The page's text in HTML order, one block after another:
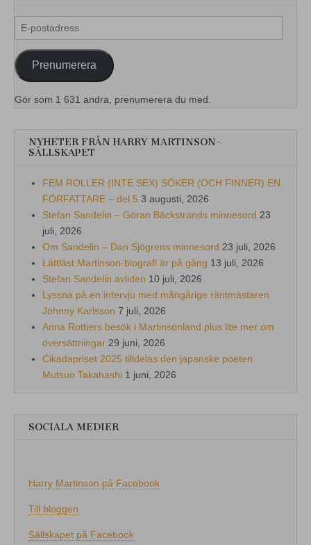
E-
postadress
Prenumerera
Gör som 1 631 andra, prenumerera du med.
NYHETER FRÅN HARRY MARTINSON-
SÄLLSKAPET
FEM ROLLER (INTE SEX) SÖKER (OCH FINNER) EN
FÖRFATTARE – del 5 3 augusti, 2026
Stefan Sandelin – Göran Bäckstrands minnesord 23
juli, 2026
Om Sandelin – Dan Sjögrens minnesord 23 juli, 2026
Lättläst Martinson-biografi är på gång 13 juli, 2026
Stefan Sandelin avliden 10 juli, 2026
Lyssna på en intervju med mångårige räntmästaren
Johnny Karlsson 7 juli, 2026
Anna Rottiers besök i Martinsonland plus lite mer om
översättningar 29 juni, 2026
Cikadapriset 2025 tilldelas den japanske poeten
Mutsuo Takahashi 1 juni, 2026
SOCIALA MEDIER
Harry Martinson på Facebook
Till bloggen
Sällskapet på Facebook